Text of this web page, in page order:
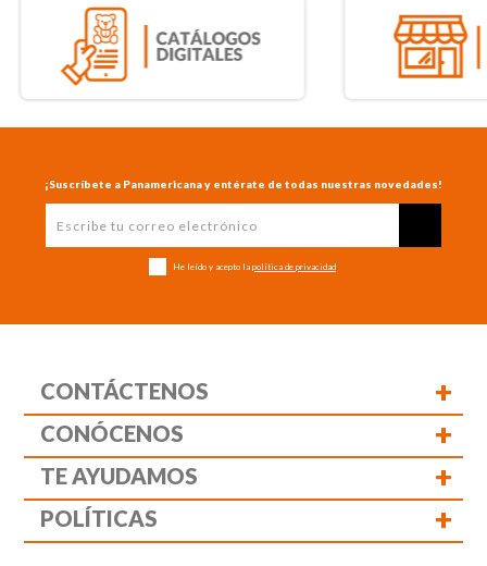
¡Suscríbete a Panamericana y entérate de todas nuestras novedades!
He leído y acepto la política de privacidad
CONTÁCTENOS +
CONÓCENOS +
TE AYUDAMOS +
POLÍTICAS +